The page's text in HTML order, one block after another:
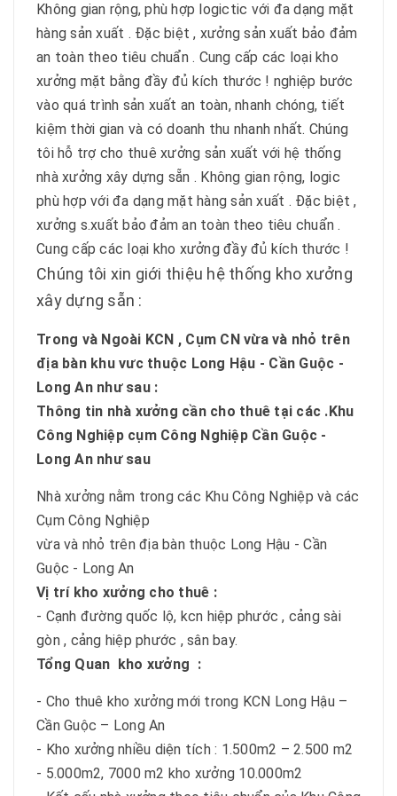
Không gian rộng, phù hợp logictic với đa dạng mặt
hàng sản xuất . Đặc biệt , xưởng sản xuất bảo đảm
an toàn theo tiêu chuẩn . Cung cấp các loại kho
xưởng mặt bằng đầy đủ kích thước ! nghiệp bước
vào quá trình sản xuất an toàn, nhanh chóng, tiết
kiệm thời gian và có doanh thu nhanh nhất. Chúng
tôi hỗ trợ cho thuê xưởng sản xuất với hệ thống
nhà xưởng xây dựng sẵn . Không gian rộng, logic
phù hợp với đa dạng mặt hàng sản xuất . Đặc biệt ,
xưởng s.xuất bảo đảm an toàn theo tiêu chuẩn .
Cung cấp các loại kho xưởng đầy đủ kích thước !
Chúng tôi xin giới thiệu hệ thống kho xưởng
xây dựng sẵn :
Trong và Ngoài KCN , Cụm CN vừa và nhỏ trên
địa bàn khu vưc thuộc Long Hậu - Cần Guộc -
Long An như sau :
Thông tin nhà xưởng cần cho thuê tại các . Khu
Công Nghiệp cụm Công Nghiệp Cần Guộc -
Long An như sau
Nhà xưởng nằm trong các Khu Công Nghiệp và các
Cụm Công Nghiệp
vừa và nhỏ trên địa bàn thuộc Long Hậu - Cần
Guộc - Long An
Vị trí kho xưởng cho thuê :
- Cạnh đường quốc lộ, kcn hiệp phước , cảng sài
gòn , cảng hiệp phước , sân bay.
Tổng Quan
kho xưởng :
- Cho thuê kho xưởng mới trong KCN Long Hậu –
Cần Guộc – Long An
- Kho xưởng nhiều diện tích : 1.500m2 – 2.500 m2
- 5.000m2, 7000 m2 kho xưởng 10.000m2